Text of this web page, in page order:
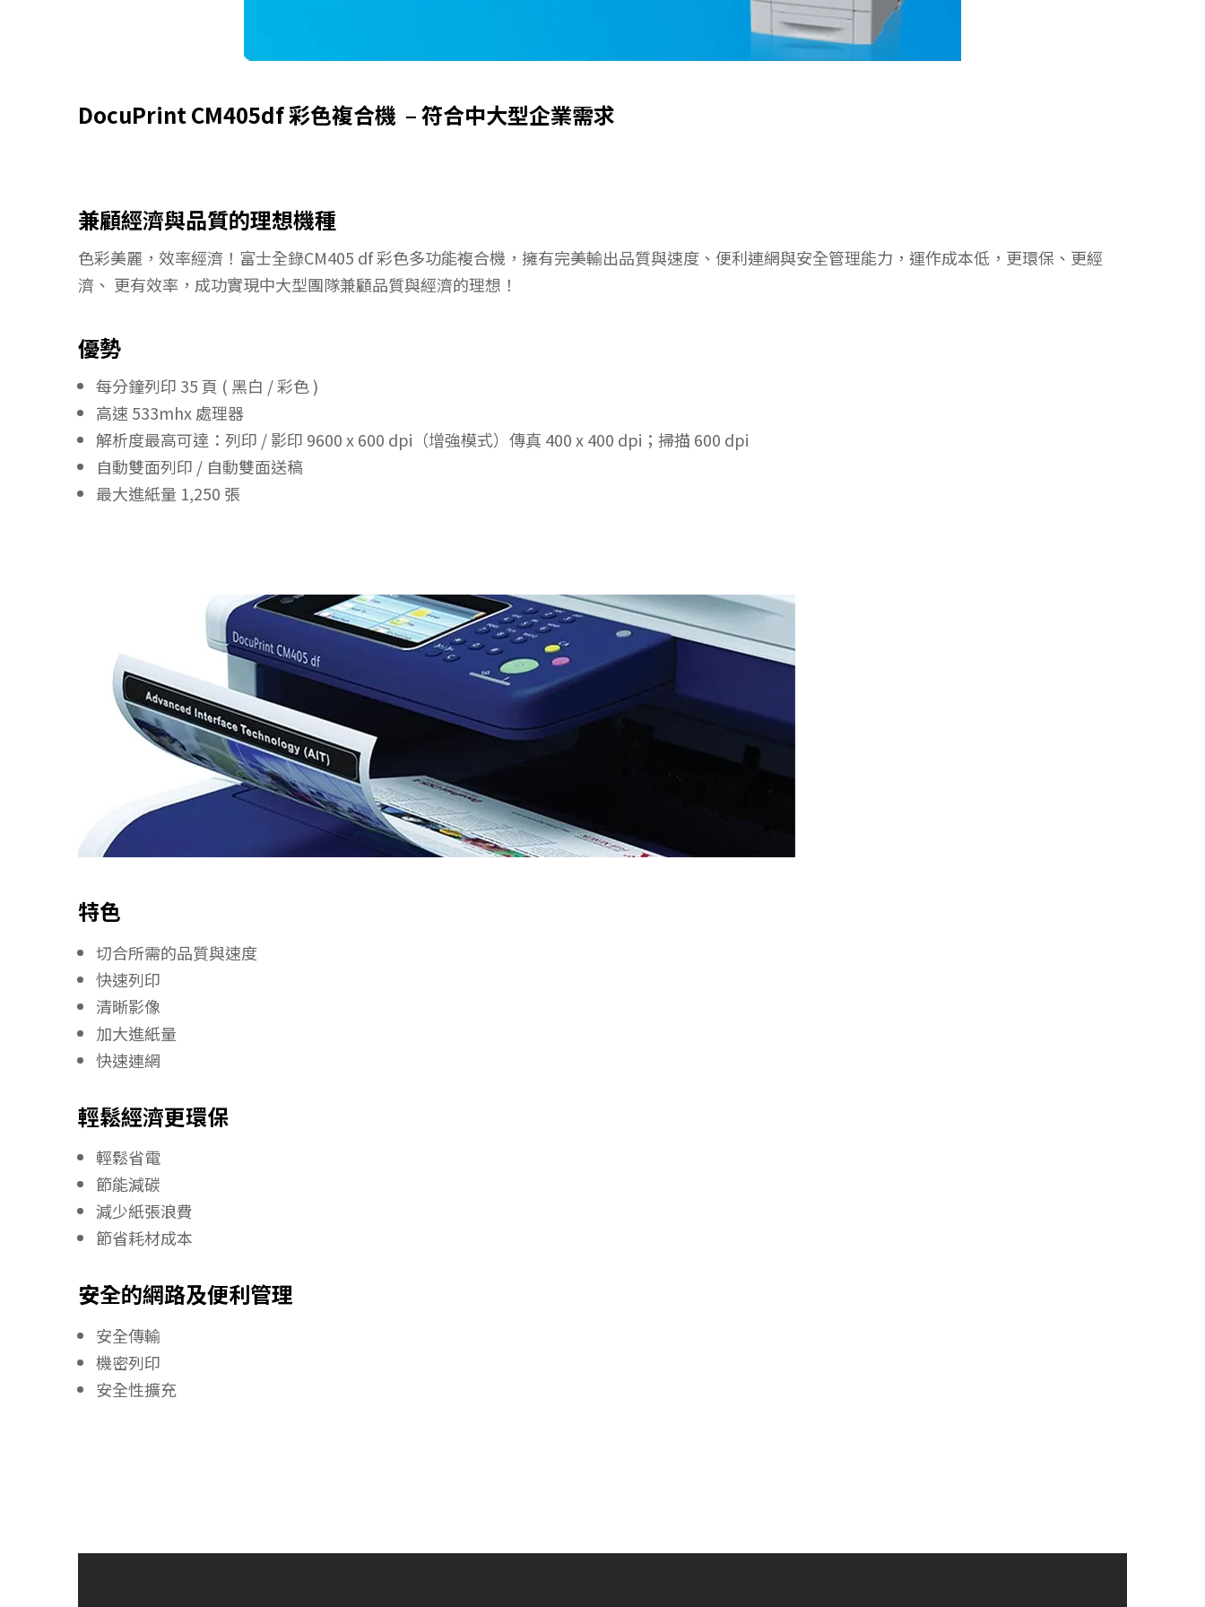
DocuPrint CM405df 彩色複合機 –符合中大型企業需求
兼顧經濟與品質的理想機種
色彩美麗，效率經濟！富士全錄CM405 df 彩色多功能複合機，擁有完美輸出品質與速度、便利連網與安全管理能力，運作成本低，更環保、更經
濟、 更有效率，成功實現中大型團隊兼顧品質與經濟的理想！
優勢
每分鐘列印 35 頁 ( 黑白 / 彩色 )
高速 533mhx 處理器
解析度最高可達：列印 / 影印 9600 x 600 dpi（增強模式）傳真 400 x 400 dpi；掃描 600 dpi
自動雙面列印 / 自動雙面送稿
最大進紙量 1,250 張
特色
切合所需的品質與速度
快速列印
清晰影像
加大進紙量
快速連網
輕鬆經濟更環保
輕鬆省電
節能減碳
減少紙張浪費
節省耗材成本
安全的網路及便利管理
安全傳輸
機密列印
安全性擴充